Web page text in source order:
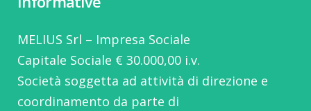
MELIUS Srl – Impresa Sociale
Capitale Sociale € 30.000,00 i.v.
Società soggetta ad attività di direzione e
coordinamento da parte di